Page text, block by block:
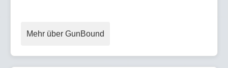
Mehr über GunBound